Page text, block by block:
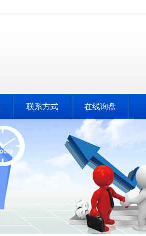
联系方式 在线询盘